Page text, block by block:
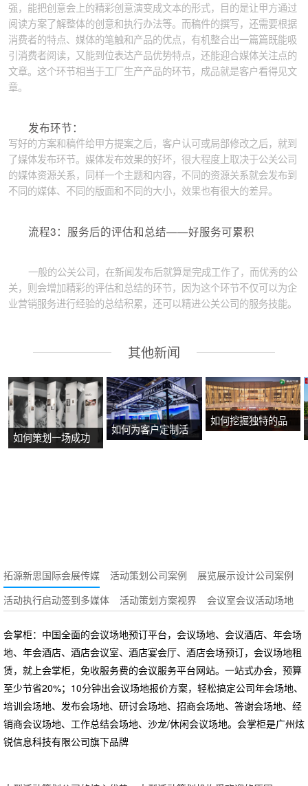
强，能把创意会上的精彩创意演变成文本的形式，目的是让甲方通过
阅读方案了解整体的创意和执行办法等。而稿件的撰写，还需要根据
消费者的特点、媒体的笔触和产品的优点，有机整合出一篇篇既能吸
引消费者阅读，又能到位表达产品优势特点，还能迎合媒体关注点的
文章。这个环节相当于工厂生产产品的环节，成品就是客户看得见文
章。
发布环节：
写好的方案和稿件给甲方提案之后，客户认可或局部修改之后，就到
了媒体发布环节。媒体发布效果的好坏，很大程度上取决于公关公司
的媒体资源关系，同样一个主题和内容，不同的资源关系就会发布到
不同的媒体、不同的版面和不同的大小，效果也有很大的差异。
流程3：服务后的评估和总结——好服务可累积
一般的公关公司，在新闻发布后就算是完成工作了，而优秀的公
关，则会增加精彩的评估和总结的环节，因为这个环节不仅可以为企
业营销服务进行经验的总结积累，还可以精进公关公司的服务技能。
其他新闻
如何策划一场成功
如何为客户定制活
如何挖掘独特的品
拓源新思国际会展传媒 活动策划公司案例
展览展示设计公司案例
活动执行启动签到多媒体
活动策划方案视界 会议室会议活动场地
会掌柜：中国全面的会议场地预订平台，会议场地、会议酒店、年会场
地、年会酒店、酒店会议室、酒店宴会厅、酒店会场预订，会议场地租
赁，就上会掌柜，免收服务费的会议服务平台网站。一站式办会，预算
至少节省20%；10分钟出会议场地报价方案，轻松搞定公司年会场地、
培训会场地、发布会场地、研讨会场地、招商会场地、答谢会场地、经
销商会议场地、工作总结会场地、沙龙/休闲会议场地。会掌柜是广州炫
锐信息科技有限公司旗下品牌